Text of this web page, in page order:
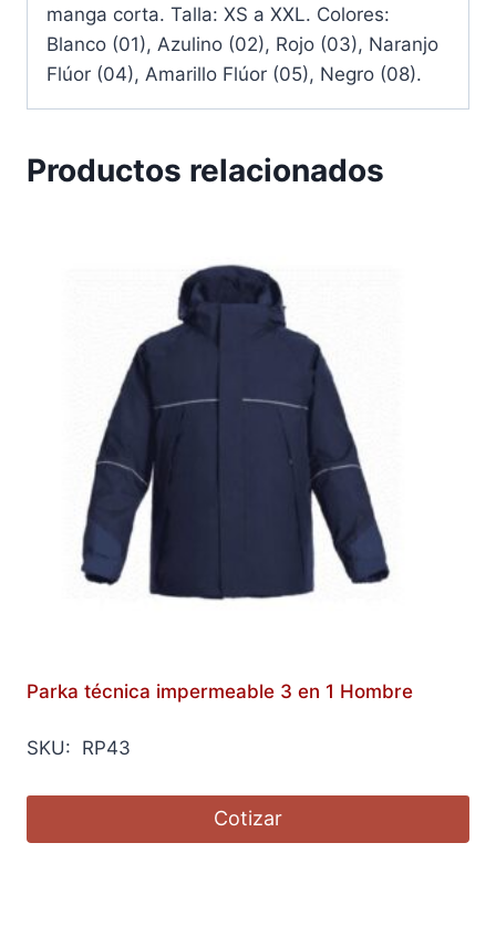
manga corta. Talla: XS a XXL. Colores:
Blanco (01), Azulino (02), Rojo (03), Naranjo
Flúor (04), Amarillo Flúor (05), Negro (08).
Productos relacionados
Parka técnica impermeable 3 en 1 Hombre
SKU: RP43
Cotizar